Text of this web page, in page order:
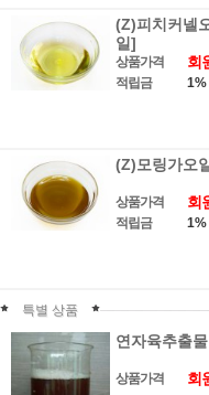
(Z)피치커넬
일]
상품가격 회
적립금 1%
(Z)모링가오
상품가격 회
적립금 1%
특별 상품
연자육추출물
상품가격 회